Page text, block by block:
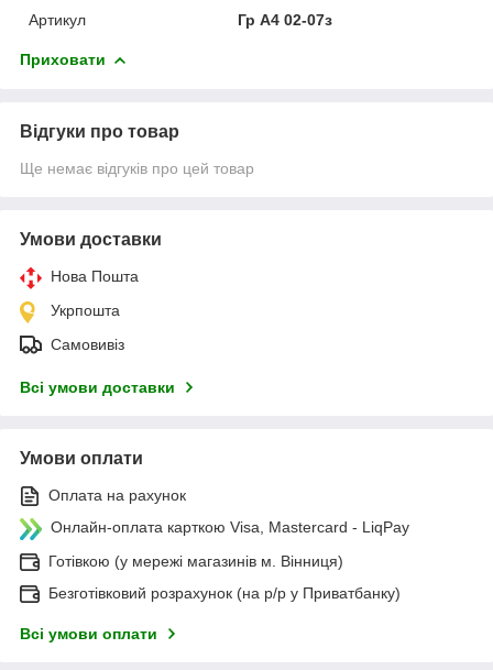
Артикул
Гр А4 02-07з
Приховати
Відгуки про товар
Ще немає відгуків про цей товар
Умови доставки
Нова Пошта
Укрпошта
Самовивіз
Всі умови доставки
Умови оплати
Оплата на рахунок
Онлайн-оплата карткою Visa, Mastercard - LiqPay
Готівкою (у мережі магазинів м. Вінниця)
Безготівковий розрахунок (на р/р у Приватбанку)
Всі умови оплати